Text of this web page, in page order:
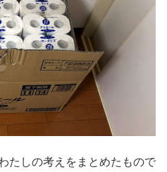
たしの考えをまとめたもので